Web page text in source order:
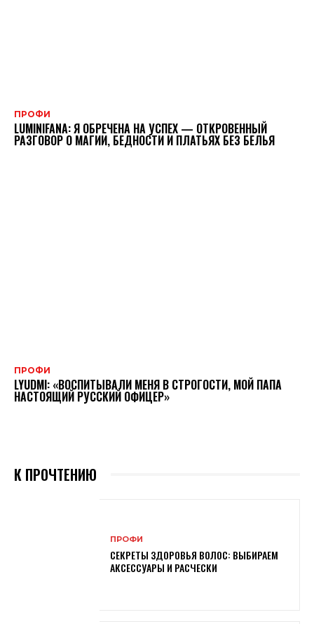
ПРОФИ
LUMINIFANA: Я ОБРЕЧЕНА НА УСПЕХ — ОТКРОВЕННЫЙ
РАЗГОВОР О МАГИИ, БЕДНОСТИ И ПЛАТЬЯХ БЕЗ БЕЛЬЯ
ПРОФИ
LYUDMI: «ВОСПИТЫВАЛИ МЕНЯ В СТРОГОСТИ, МОЙ ПАПА
НАСТОЯЩИЙ РУССКИЙ ОФИЦЕР»
К ПРОЧТЕНИЮ
ПРОФИ
СЕКРЕТЫ ЗДОРОВЬЯ ВОЛОС: ВЫБИРАЕМ
АКСЕССУАРЫ И РАСЧЕСКИ